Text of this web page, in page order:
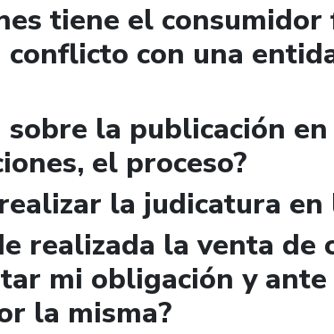
tiene el
con una
sobre la publicación
el proceso?
la judicatura
realizada la venta de
mi obligación y
la misma?